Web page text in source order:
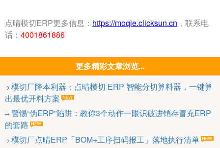
点晴模切ERP更多信息： https://moqie.clicksun.cn ，联系电
话： 4001861886
更多精彩文章浏览...
模切厂降本利器：点晴模切 ERP 智能分切算料器，一键算
出最优开料方案
警惕“伪ERP”陷阱：教你3个动作一眼识破进销存冒充ERP
的套路
模切厂点晴ERP「BOM+工序扫码报工」落地执行清单